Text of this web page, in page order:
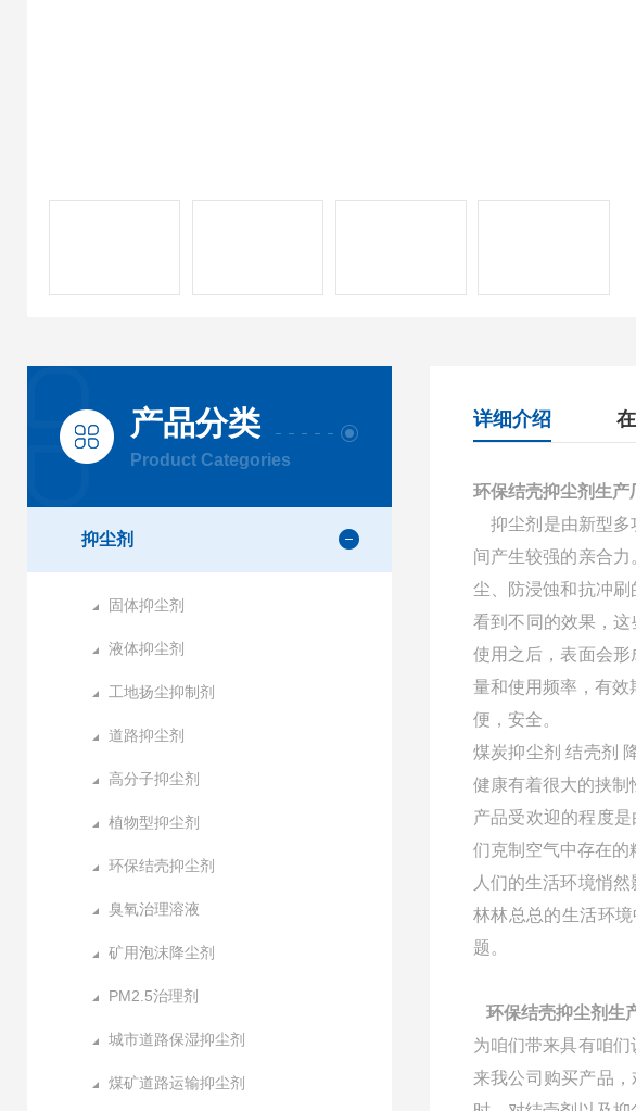
产品分类
Product Categories
抑尘剂
固体抑尘剂
液体抑尘剂
工地扬尘抑制剂
道路抑尘剂
高分子抑尘剂
植物型抑尘剂
环保结壳抑尘剂
臭氧治理溶液
矿用泡沫降尘剂
PM2.5治理剂
城市道路保湿抑尘剂
煤矿道路运输抑尘剂
详细介绍
环保结壳抑尘剂生产
抑尘剂是由新型多
间产生较强的亲合
尘、防浸蚀和抗冲
看到不同的效果，
使用之后，表面会
量和使用频率，有
便，安全。
煤炭抑尘剂 结壳剂
健康有着很大的挟制
产品受欢迎的程度
们克制空气中存在的
人们的生活环境悄
林林总总的生活环
题。
环保结壳抑尘剂生
为咱们带来具有咱
来我公司购买产品